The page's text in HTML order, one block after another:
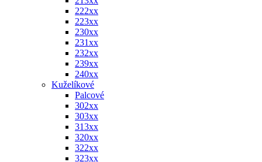
222xx
223xx
230xx
231xx
232xx
239xx
240xx
Kuželíkové
Palcové
302xx
303xx
313xx
320xx
322xx
323xx